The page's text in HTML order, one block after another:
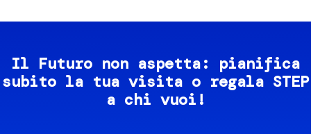
Il Futuro non aspetta: pianifica
subito la tua visita o regala STEP
a chi vuoi!